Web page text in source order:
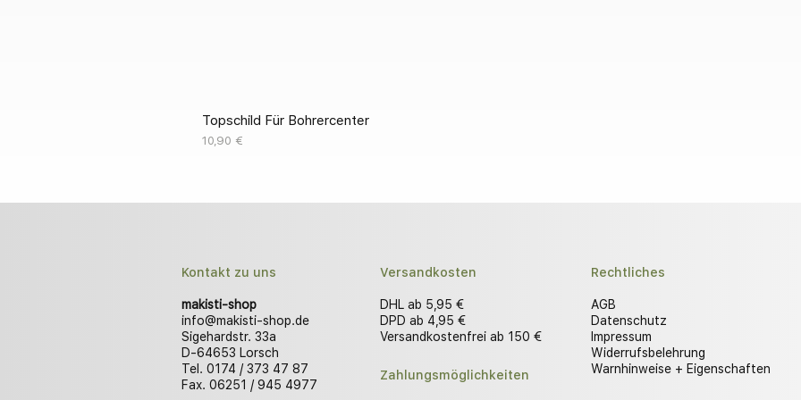
Topschild Für Bohrercenter
Preis
10,90 €
Kontakt zu uns
makisti-shop
info@makisti-shop.de
Sigehardstr. 33a
D-64653 Lorsch
Tel. 0174 / 373 47 87
Fax. 06251 / 945 4977
Versandkosten
DHL ab 5,95 €
DPD ab 4,95 €
Versandkostenfrei ab 150 €
Zahlungsmöglichkeiten
Rechtliches
AGB
Datenschutz
Impressum
Widerrufsbelehrung
Warnhinweise + Eigenschaften